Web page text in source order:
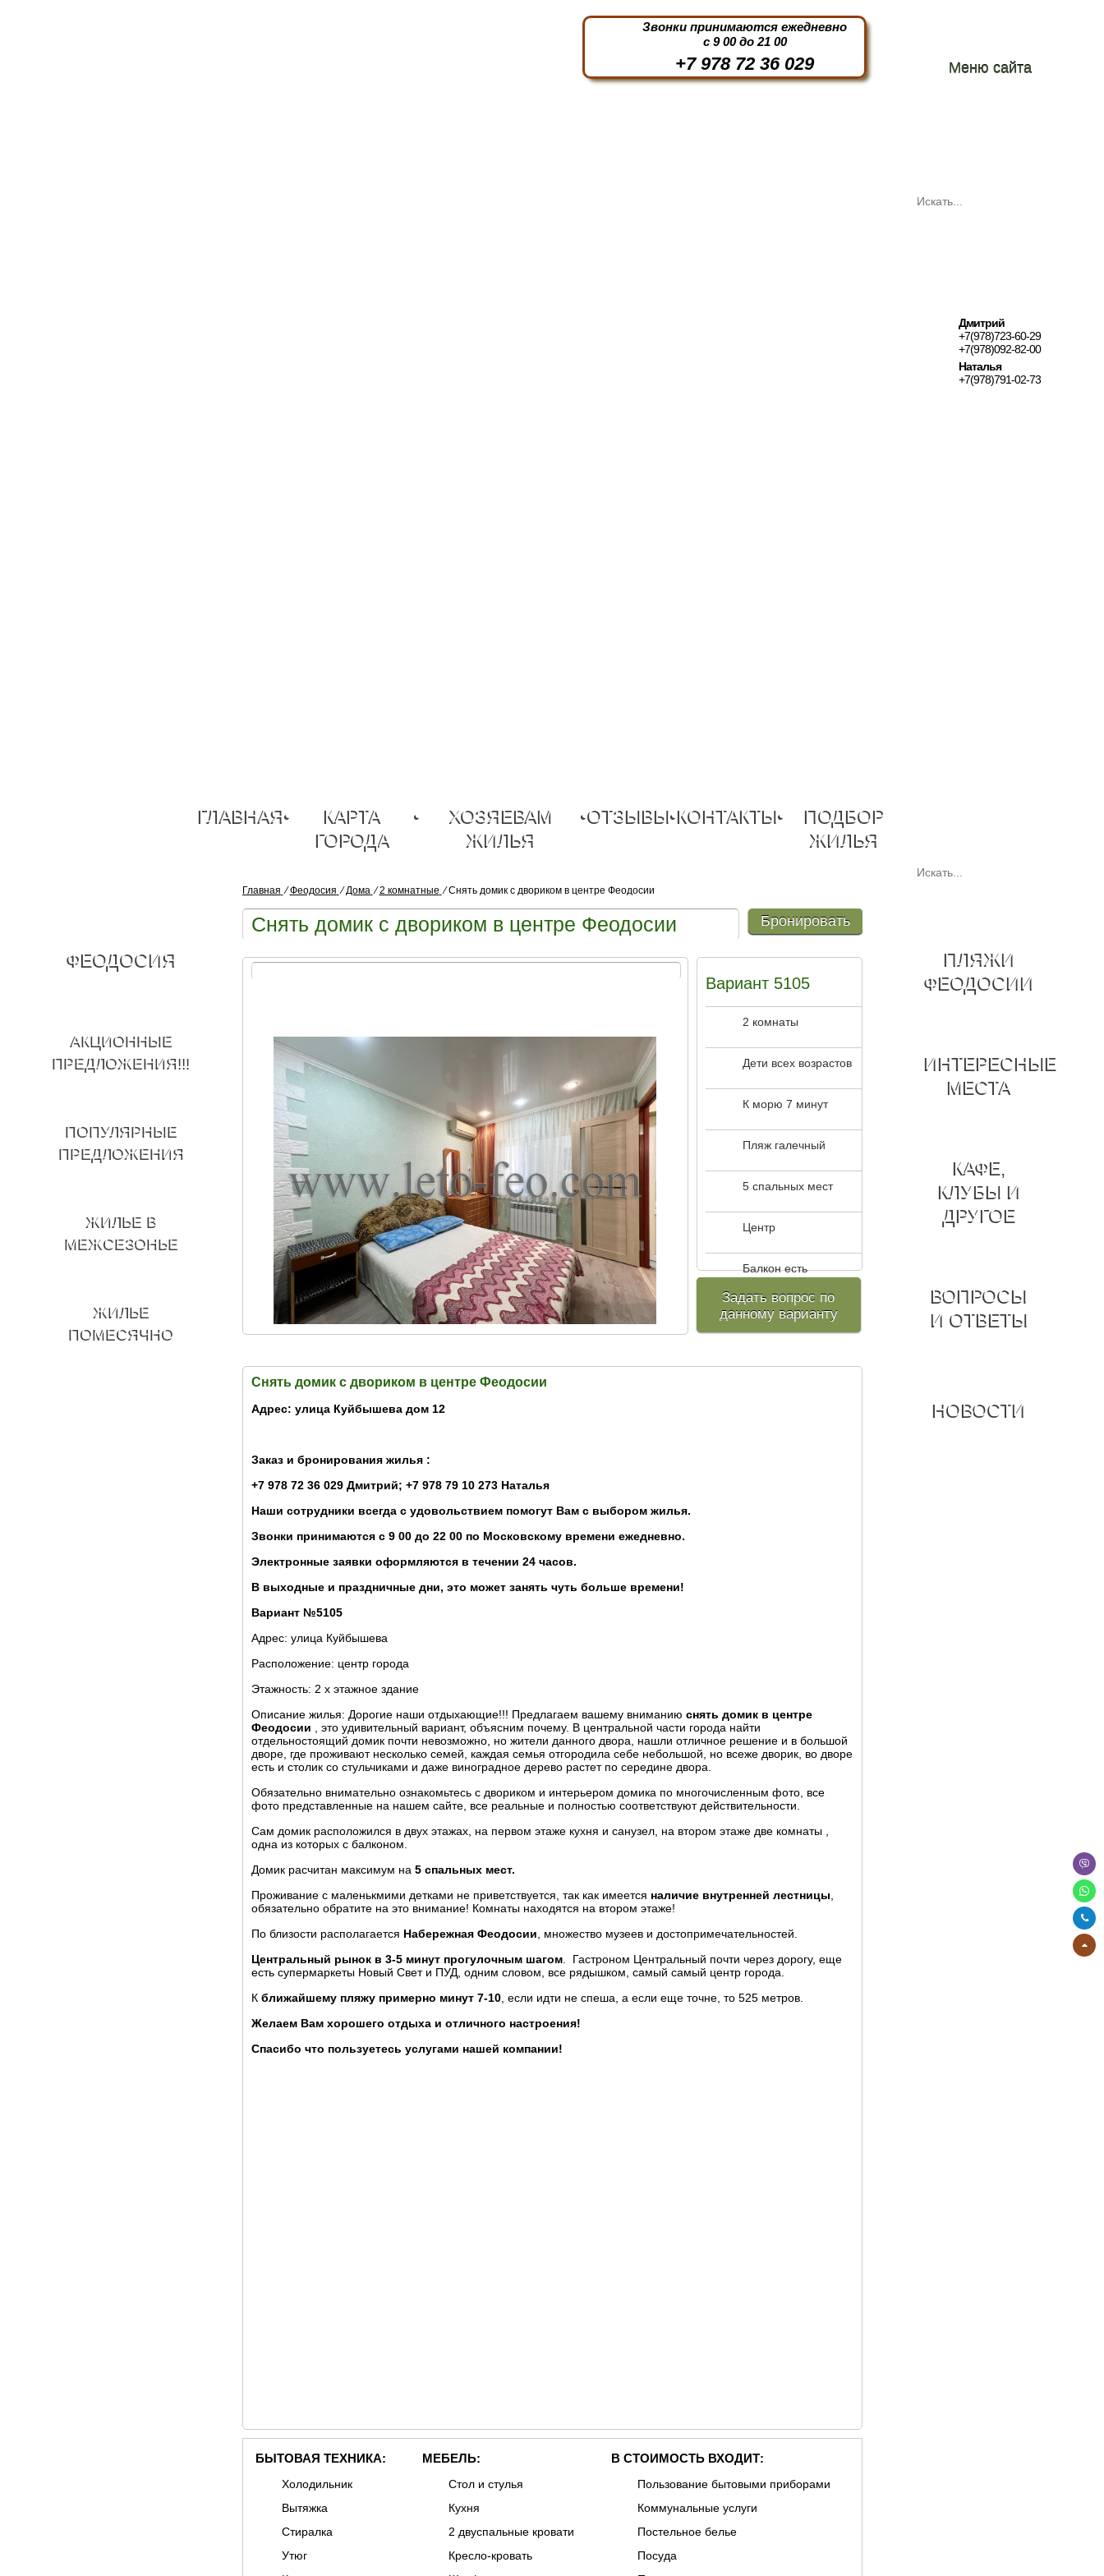
Дмитрий
+7(978)723-60-29
+7(978)092-82-00
Наталья
+7(978)791-02-73
Меню сайта
Звонки принимаются ежедневно
с 9 00 до 21 00
+7 978 72 36 029
ГЛАВНАЯ•
КАРТА
ГОРОДА
•
ХОЗЯЕВАМ
ЖИЛЬЯ
•ОТЗЫВЫ•КОНТАКТЫ•
ПОДБОР
ЖИЛЬЯ
Главная ⁄ Феодосия ⁄ Дома ⁄ 2 комнатные ⁄ Снять домик с двориком в центре Феодосии
Бронировать
Снять домик с двориком в центре Феодосии
Вариант 5105
2 комнаты
Дети всех возрастов
К морю 7 минут
Пляж галечный
5 спальных мест
Центр
Балкон есть
Задать вопрос по
данному варианту
Снять домик с двориком в центре Феодосии
Адрес: улица Куйбышева дом 12
Заказ и бронирования жилья :
+7 978 72 36 029 Дмитрий; +7 978 79 10 273 Наталья
Наши сотрудники всегда с удовольствием помогут Вам с выбором жилья.
Звонки принимаются с 9 00 до 22 00 по Московскому времени ежедневно.
Электронные заявки оформляются в течении 24 часов.
В выходные и праздничные дни, это может занять чуть больше времени!
Вариант №5105
Адрес: улица Куйбышева
Расположение: центр города
Этажность: 2 х этажное здание
Описание жилья: Дорогие наши отдыхающие!!! Предлагаем вашему вниманию снять домик в центре
Феодосии
, это удивительный вариант, объясним почему. В центральной части города найти
отдельностоящий домик почти невозможно, но жители данного двора, нашли отличное решение и в большой
дворе, где проживают несколько семей, каждая семья отгородила себе небольшой, но всеже дворик, во дворе
есть и столик со стульчиками и даже виноградное дерево растет по середине двора.
Обязательно внимательно ознакомьтесь с двориком и интерьером домика по многочисленным фото, все
фото представленные на нашем сайте, все реальные и полностью соответствуют действительности.
Сам домик расположился в двух этажах, на первом этаже кухня и санузел, на втором этаже две комнаты ,
одна из которых с балконом.
Домик расчитан максимум на 5 спальных мест.
Проживание с маленькмими детками не приветствуется, так как имеется наличие внутренней лестницы
обязательно обратите на это внимание! Комнаты находятся на втором этаже!
По близости располагается Набережная Феодосии , множество музеев и достопримечательностей.
Центральный рынок в 3-5 минут прогулочным шагом. Гастроном Центральный почти через дорогу, еще
есть супермаркеты Новый Свет и ПУД, одним словом, все рядышком, самый самый центр города.
К ближайшему пляжу примерно минут 7-10, если идти не спеша, а если еще точне, то 525 метров.
Желаем Вам хорошего отдыха и отличного настроения!
Спасибо что пользуетесь услугами нашей компании!
БЫТОВАЯ ТЕХНИКА:
Холодильник
Вытяжка
Стиралка
Утюг
МЕБЕЛЬ:
Стол и стулья
Кухня
2 двуспальные кровати
Кресло-кровать
В СТОИМОСТЬ ВХОДИТ:
Пользование бытовыми приборами
Коммунальные услуги
Постельное белье
Посуда
ФЕОДОСИЯ
АКЦИОННЫЕ
ПРЕДЛОЖЕНИЯ!!!
ПОПУЛЯРНЫЕ
ПРЕДЛОЖЕНИЯ
ЖИЛЬЕ В
МЕЖСЕЗОНЬЕ
ЖИЛЬЕ
ПОМЕСЯЧНО
ПЛЯЖИ
ФЕОДОСИИ
ИНТЕРЕСНЫЕ
МЕСТА
КАФЕ,
КЛУБЫ И
ДРУГОЕ
ВОПРОСЫ
И ОТВЕТЫ
НОВОСТИ